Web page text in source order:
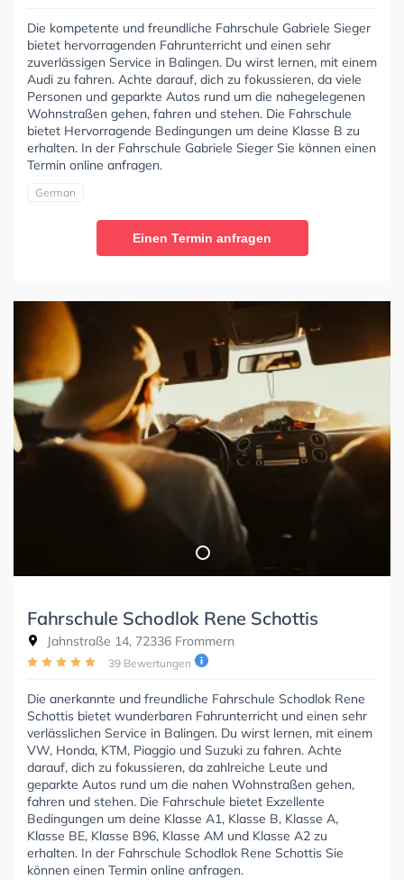
Die kompetente und freundliche Fahrschule Gabriele Sieger
bietet hervorragenden Fahrunterricht und einen sehr
zuverlässigen Service in Balingen. Du wirst lernen, mit einem
Audi zu fahren. Achte darauf, dich zu fokussieren, da viele
Personen und geparkte Autos rund um die nahegelegenen
Wohnstraßen gehen, fahren und stehen. Die Fahrschule
bietet Hervorragende Bedingungen um deine Klasse B zu
erhalten. In der Fahrschule Gabriele Sieger Sie können einen
Termin online anfragen.
German
Einen Termin anfragen
Fahrschule Schodlok Rene Schottis
Jahnstraße 14, 72336 Frommern
39 Bewertungen
Die anerkannte und freundliche Fahrschule Schodlok Rene
Schottis bietet wunderbaren Fahrunterricht und einen sehr
verlässlichen Service in Balingen. Du wirst lernen, mit einem
VW, Honda, KTM, Piaggio und Suzuki zu fahren. Achte
darauf, dich zu fokussieren, da zahlreiche Leute und
geparkte Autos rund um die nahen Wohnstraßen gehen,
fahren und stehen. Die Fahrschule bietet Exzellente
Bedingungen um deine Klasse A1, Klasse B, Klasse A,
Klasse BE, Klasse B96, Klasse AM und Klasse A2 zu
erhalten. In der Fahrschule Schodlok Rene Schottis Sie
können einen Termin online anfragen.